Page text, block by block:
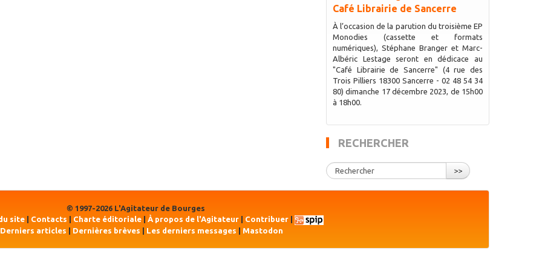
Café Librairie de Sancerre
À l’occasion de la parution du troisième EP
Monodies (cassette et formats
numériques), Stéphane Branger et Marc-
Albéric Lestage seront en dédicace au
"Café Librairie de Sancerre" (4 rue des
Trois Pilliers 18300 Sancerre - 02 48 54 34
80) dimanche 17 décembre 2023, de 15h00
à 18h00.
RECHERCHER
>>
© 1997-2026 L'Agitateur de Bourges
site Contacts Charte éditoriale À propos de l'Agitateur Contribuer
Derniers articles | Dernières brèves | Les derniers messages | Mastodon